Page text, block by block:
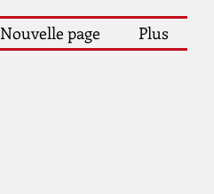
Nouvelle page Plus